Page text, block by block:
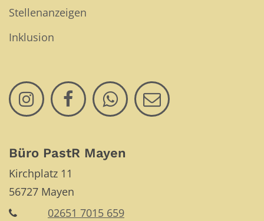
Stellenanzeigen
Inklusion
Büro PastR Mayen
Kirchplatz 11
56727 Mayen
02651 7015 659